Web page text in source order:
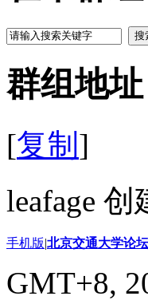
搜
群组地址
[复制 ]
leafage 创
手机版|北京交通大学论
GMT+8,